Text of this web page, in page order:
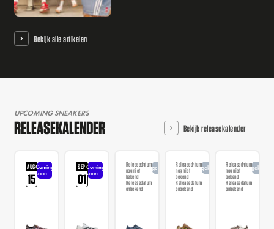
Bekijk alle artikelen
UPCOMING SNEAKERS
RELEASEKALENDER Bekijk releasekalender
AUG
15
Coming
soon
SEP
01
Coming
soon
Releasedatum
nog niet
bekend
Releasedatum
onbekend
AangekondigdReleasedatum
nog niet
bekend
Releasedatum
onbekend
AangekondigdReleasedatum
nog niet
bekend
Releasedatum
onbekend